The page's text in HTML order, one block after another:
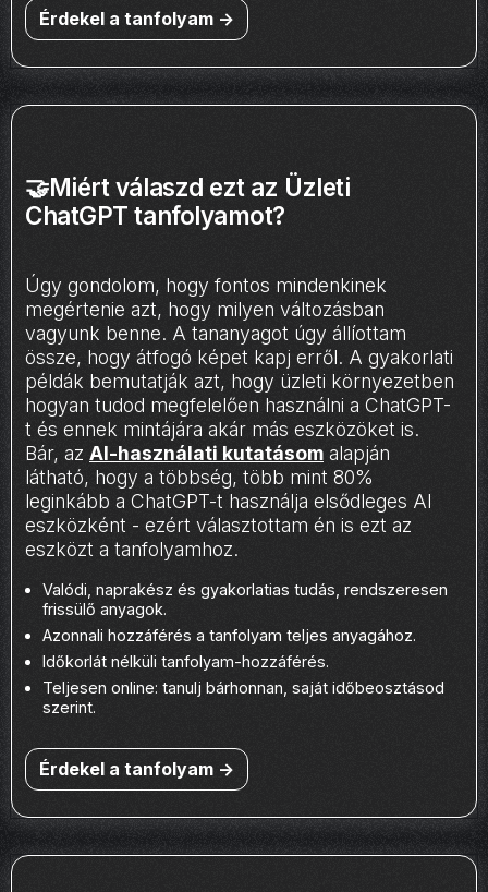
Érdekel a tanfolyam ->
🤝Miért válaszd ezt az Üzleti
ChatGPT tanfolyamot?
Úgy gondolom, hogy fontos mindenkinek
megértenie azt, hogy milyen változásban
vagyunk benne. A tananyagot úgy állíottam
össze, hogy átfogó képet kapj erről. A gyakorlati
példák bemutatják azt, hogy üzleti környezetben
hogyan tudod megfelelően használni a ChatGPT-
t és ennek mintájára akár más eszközöket is.
Bár, az AI-használati kutatásom alapján
látható, hogy a többség, több mint 80%
leginkább a ChatGPT-t használja elsődleges AI
eszközként - ezért választottam én is ezt az
eszközt a tanfolyamhoz.
Valódi, naprakész és gyakorlatias tudás, rendszeresen
frissülő anyagok.
Azonnali hozzáférés a tanfolyam teljes anyagához.
Időkorlát nélküli tanfolyam-hozzáférés.
Teljesen online: tanulj bárhonnan, saját időbeosztásod
szerint.
Érdekel a tanfolyam ->